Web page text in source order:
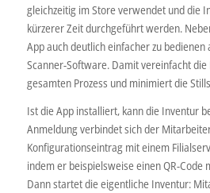
gleichzeitig im Store verwendet und die
kürzerer Zeit durchgeführt werden.
App auch deutlich einfacher zu bedienen
Scanner-Software. Damit vereinfacht
gesamten Prozess und minimiert die
Ist die App installiert, kann die Inventur
Anmeldung verbindet sich der
Konfigurationseintrag mit einem
indem er beispielsweise einen QR-Code
Dann startet die eigentliche Inventur: